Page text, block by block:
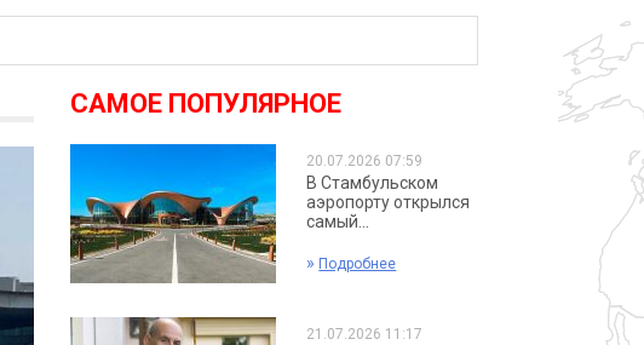
САМОЕ ПОПУЛЯРНОЕ
20.07.2026 07:59
В Стамбульском
аэропорту открылся
самый...
» Подробнее
21.07.2026 11:17